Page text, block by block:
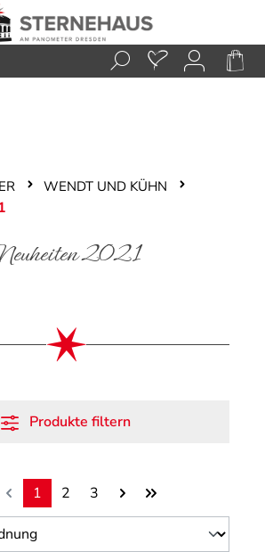
WENDT UND KÜHN
2021
Produkte filtern
Seite
1 Seite
2 Seite
3